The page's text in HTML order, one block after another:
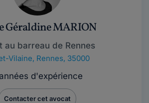
Géraldine MARION
au barreau de Rennes
Vilaine, Rennes, 35000
d'expérience
Contacter cet avocat